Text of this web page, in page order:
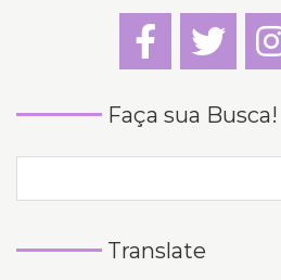
Faça sua Busca!
Translate